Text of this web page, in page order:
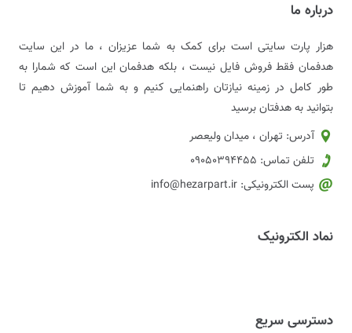
درباره ما
هزار پارت سایتی است برای کمک به شما عزیزان ، ما در این سایت
هدفمان فقط فروش فایل نیست ، بلکه هدفمان این است که شمارا به
طور کامل در زمینه نیازتان راهنمایی کنیم و به شما آموزش دهیم تا
بتوانید به هدفتان برسید
آدرس: تهران ، میدان ولیعصر
تلفن تماس: 09050394455
پست الکترونیکی: info@hezarpart.ir
نماد الکترونیک
دسترسی سریع